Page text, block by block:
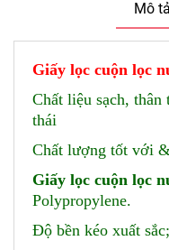
Mô tả
Giấy lọc cuộn lọc
Chất liệu sạch,
thái
Chất lượng tốt với
Giấy lọc cuộn lọc
Polypropylene.
Độ bền kéo xuất sắc;